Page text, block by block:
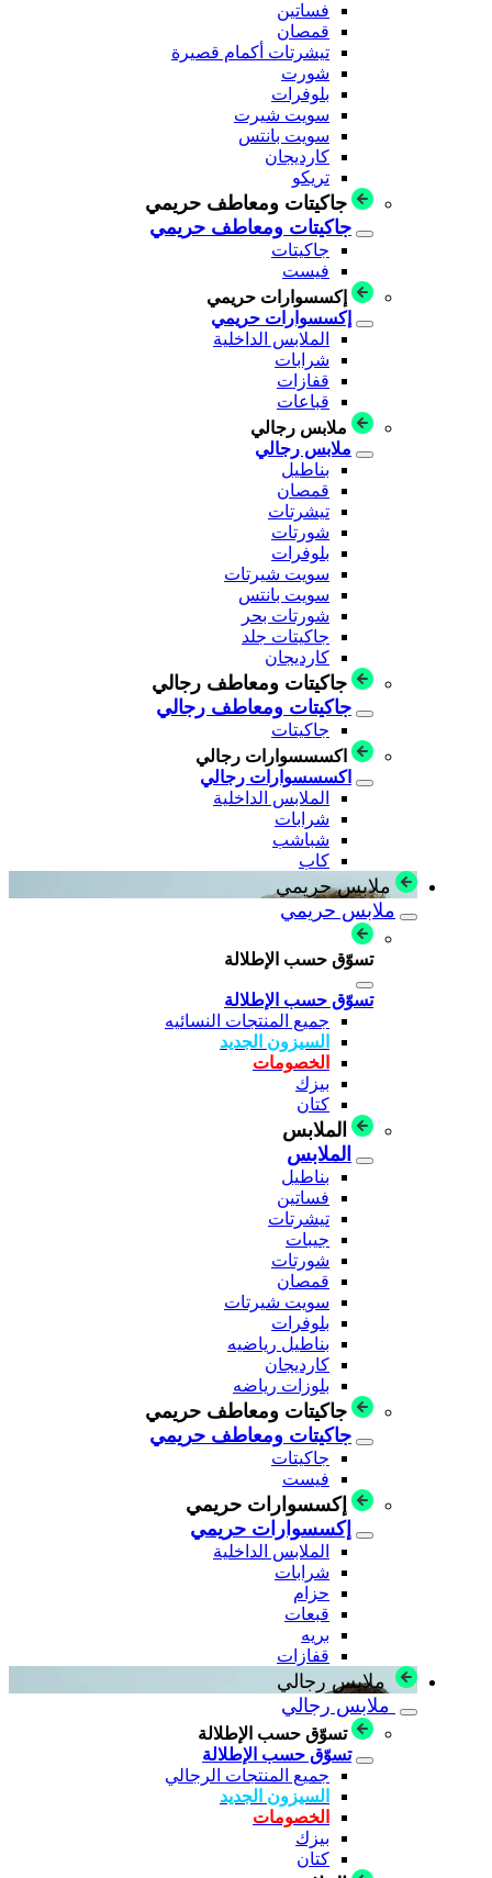
فساتين
قمصان
تيشرتات أكمام قصيرة
شورت
بلوفرات
سويت شيرت
سويت بانتس
كارديجان
تريكو
جاكيتات ومعاطف حريمي
جاكيتات ومعاطف حريمي
جاكيتات
فيست
إكسسوارات حريمي
إكسسوارات حريمي
الملابس الداخلية
شرابات
قفازات
قباعات
ملابس رجالي
ملابس رجالي
بناطيل
قمصان
تيشرتات
شورتات
بلوفرات
سويت شيرتات
سويت بانتس
شورتات بحر
جاكيتات جلد
كارديجان
جاكيتات ومعاطف رجالي
جاكيتات ومعاطف رجالي
جاكيتات
اكسسسوارات رجالي
اكسسسوارات رجالي
الملابس الداخلية
شرابات
شباشب
كاب
ملابس حريمي
ملابس حريمي
تسوّق حسب الإطلالة
تسوّق حسب الإطلالة
جميع المنتجات النسائيه
السيزون الجديد
الخصومات
بيزك
كتان
الملابس
الملابس
بناطيل
فساتين
تيشرتات
جيبات
شورتات
قمصان
سويت شيرتات
بلوفرات
بناطيل رياضيه
كارديجان
بلوزات رياضه
جاكيتات ومعاطف حريمي
جاكيتات ومعاطف حريمي
جاكيتات
فيست
إكسسوارات حريمي
إكسسوارات حريمي
الملابس الداخلية
شرابات
حزام
قبعات
بريه
قفازات
ملابس رجالي
ملابس رجالي
تسوّق حسب الإطلالة
تسوّق حسب الإطلالة
جميع المنتجات الرجالي
السيزون الجديد
الخصومات
بيزك
كتان